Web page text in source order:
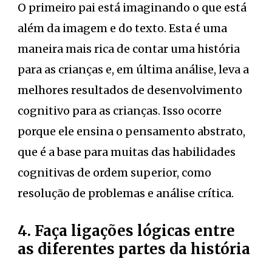
O primeiro pai está imaginando o que está
além da imagem e do texto. Esta é uma
maneira mais rica de contar uma história
para as crianças e, em última análise, leva a
melhores resultados de desenvolvimento
cognitivo para as crianças. Isso ocorre
porque ele ensina o pensamento abstrato,
que é a base para muitas das habilidades
cognitivas de ordem superior, como
resolução de problemas e análise crítica.
4. Faça ligações lógicas entre
as diferentes partes da história